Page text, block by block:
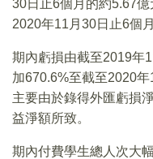
30日止6個月的約5.67
2020年11月30日止6個
期內虧損由截至2019年
加670.6%至截至2020
主要由於錄得外匯虧損
益淨額所致。
期內付費學生總人次大